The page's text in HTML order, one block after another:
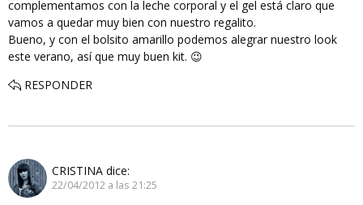
complementamos con la leche corporal y el gel está claro que
vamos a quedar muy bien con nuestro regalito.
Bueno, y con el bolsito amarillo podemos alegrar nuestro look
este verano, así que muy buen kit. 😉
RESPONDER
CRISTINA dice:
22/04/2012 a las 21:25